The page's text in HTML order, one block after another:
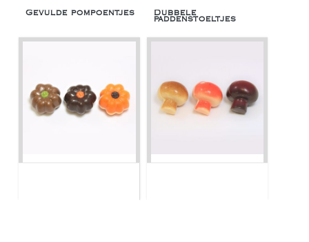
Gevulde pompoentjes
Dubbele
paddenstoeltjes